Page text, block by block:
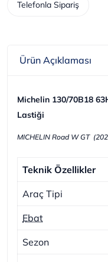
Telefonla Sipariş
Ürün Açıklaması
Michelin 130/70B18
Lastiği
MICHELIN Road W GT
Teknik Özellikler
Araç Tipi
Ebat
Sezon